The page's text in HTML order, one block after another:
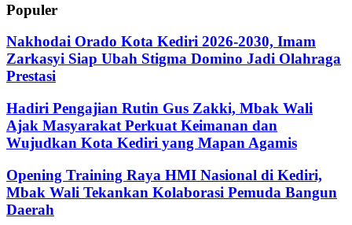
Populer
Nakhodai Orado Kota Kediri 2026-2030, Imam
Zarkasyi Siap Ubah Stigma Domino Jadi Olahraga
Prestasi
Hadiri Pengajian Rutin Gus Zakki, Mbak Wali
Ajak Masyarakat Perkuat Keimanan dan
Wujudkan Kota Kediri yang Mapan Agamis
Opening Training Raya HMI Nasional di Kediri,
Mbak Wali Tekankan Kolaborasi Pemuda Bangun
Daerah